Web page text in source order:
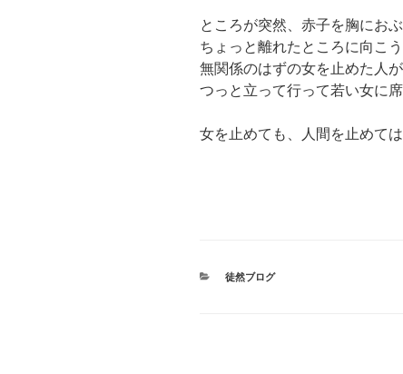
ところが突然、赤子を胸にお
ちょっと離れたところに向こ
無関係のはずの女を止めた人が
つっと立って行って若い女に席
女を止めても、人間を止めては
曽野綾子 「自
カ
徒然ブログ